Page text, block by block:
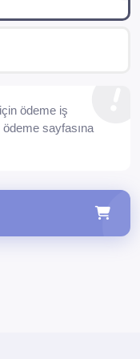
ödeme iş
sayfasına